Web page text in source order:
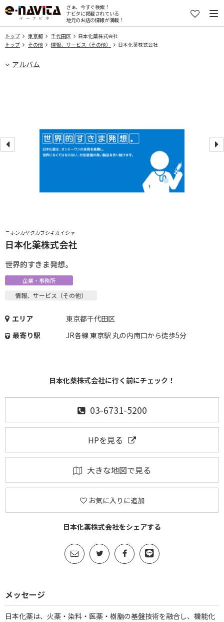
さぁ、今すぐ検索！
ナビタに掲載されている
地元のお店の情報が満載！
トップ 東京都 千代田区
日本化薬株式会社
トップ
その他 情報、サービス（その他） 日本化薬株式会社
アルバム
ニホンカヤクカブシキガイシャ
日本化薬株式会社
世界的すきま発想。
企業・事務所
情報、サービス（その他）
エリア
東京都千代田区
最寄り駅
JR各線 東京駅 丸の内南口から徒歩5分
日本化薬株式会社に行く前にチェック！
03-6731-5200
HPを見る
大きな地図で見る
お気に入りに追加
日本化薬株式会社をシェアする
メッセージ
日本化薬は、火薬・染料・医薬・樹脂の基盤技術を融合し、機能化